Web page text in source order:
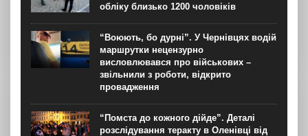
обліку близько 1200 чоловіків
“Воюють, бо дурні”. У Чернівцях водій
маршрутки нецензурно
висловлювався про військових –
звільнили з роботи, відкрито
провадження
“Помста до кожного дійде”. Деталі
розслідування теракту в Оленівці від